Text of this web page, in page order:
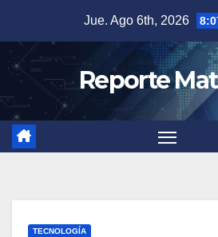
contenido
Jue. Ago 6th, 2026
Reporte
TECNOLOGÍA